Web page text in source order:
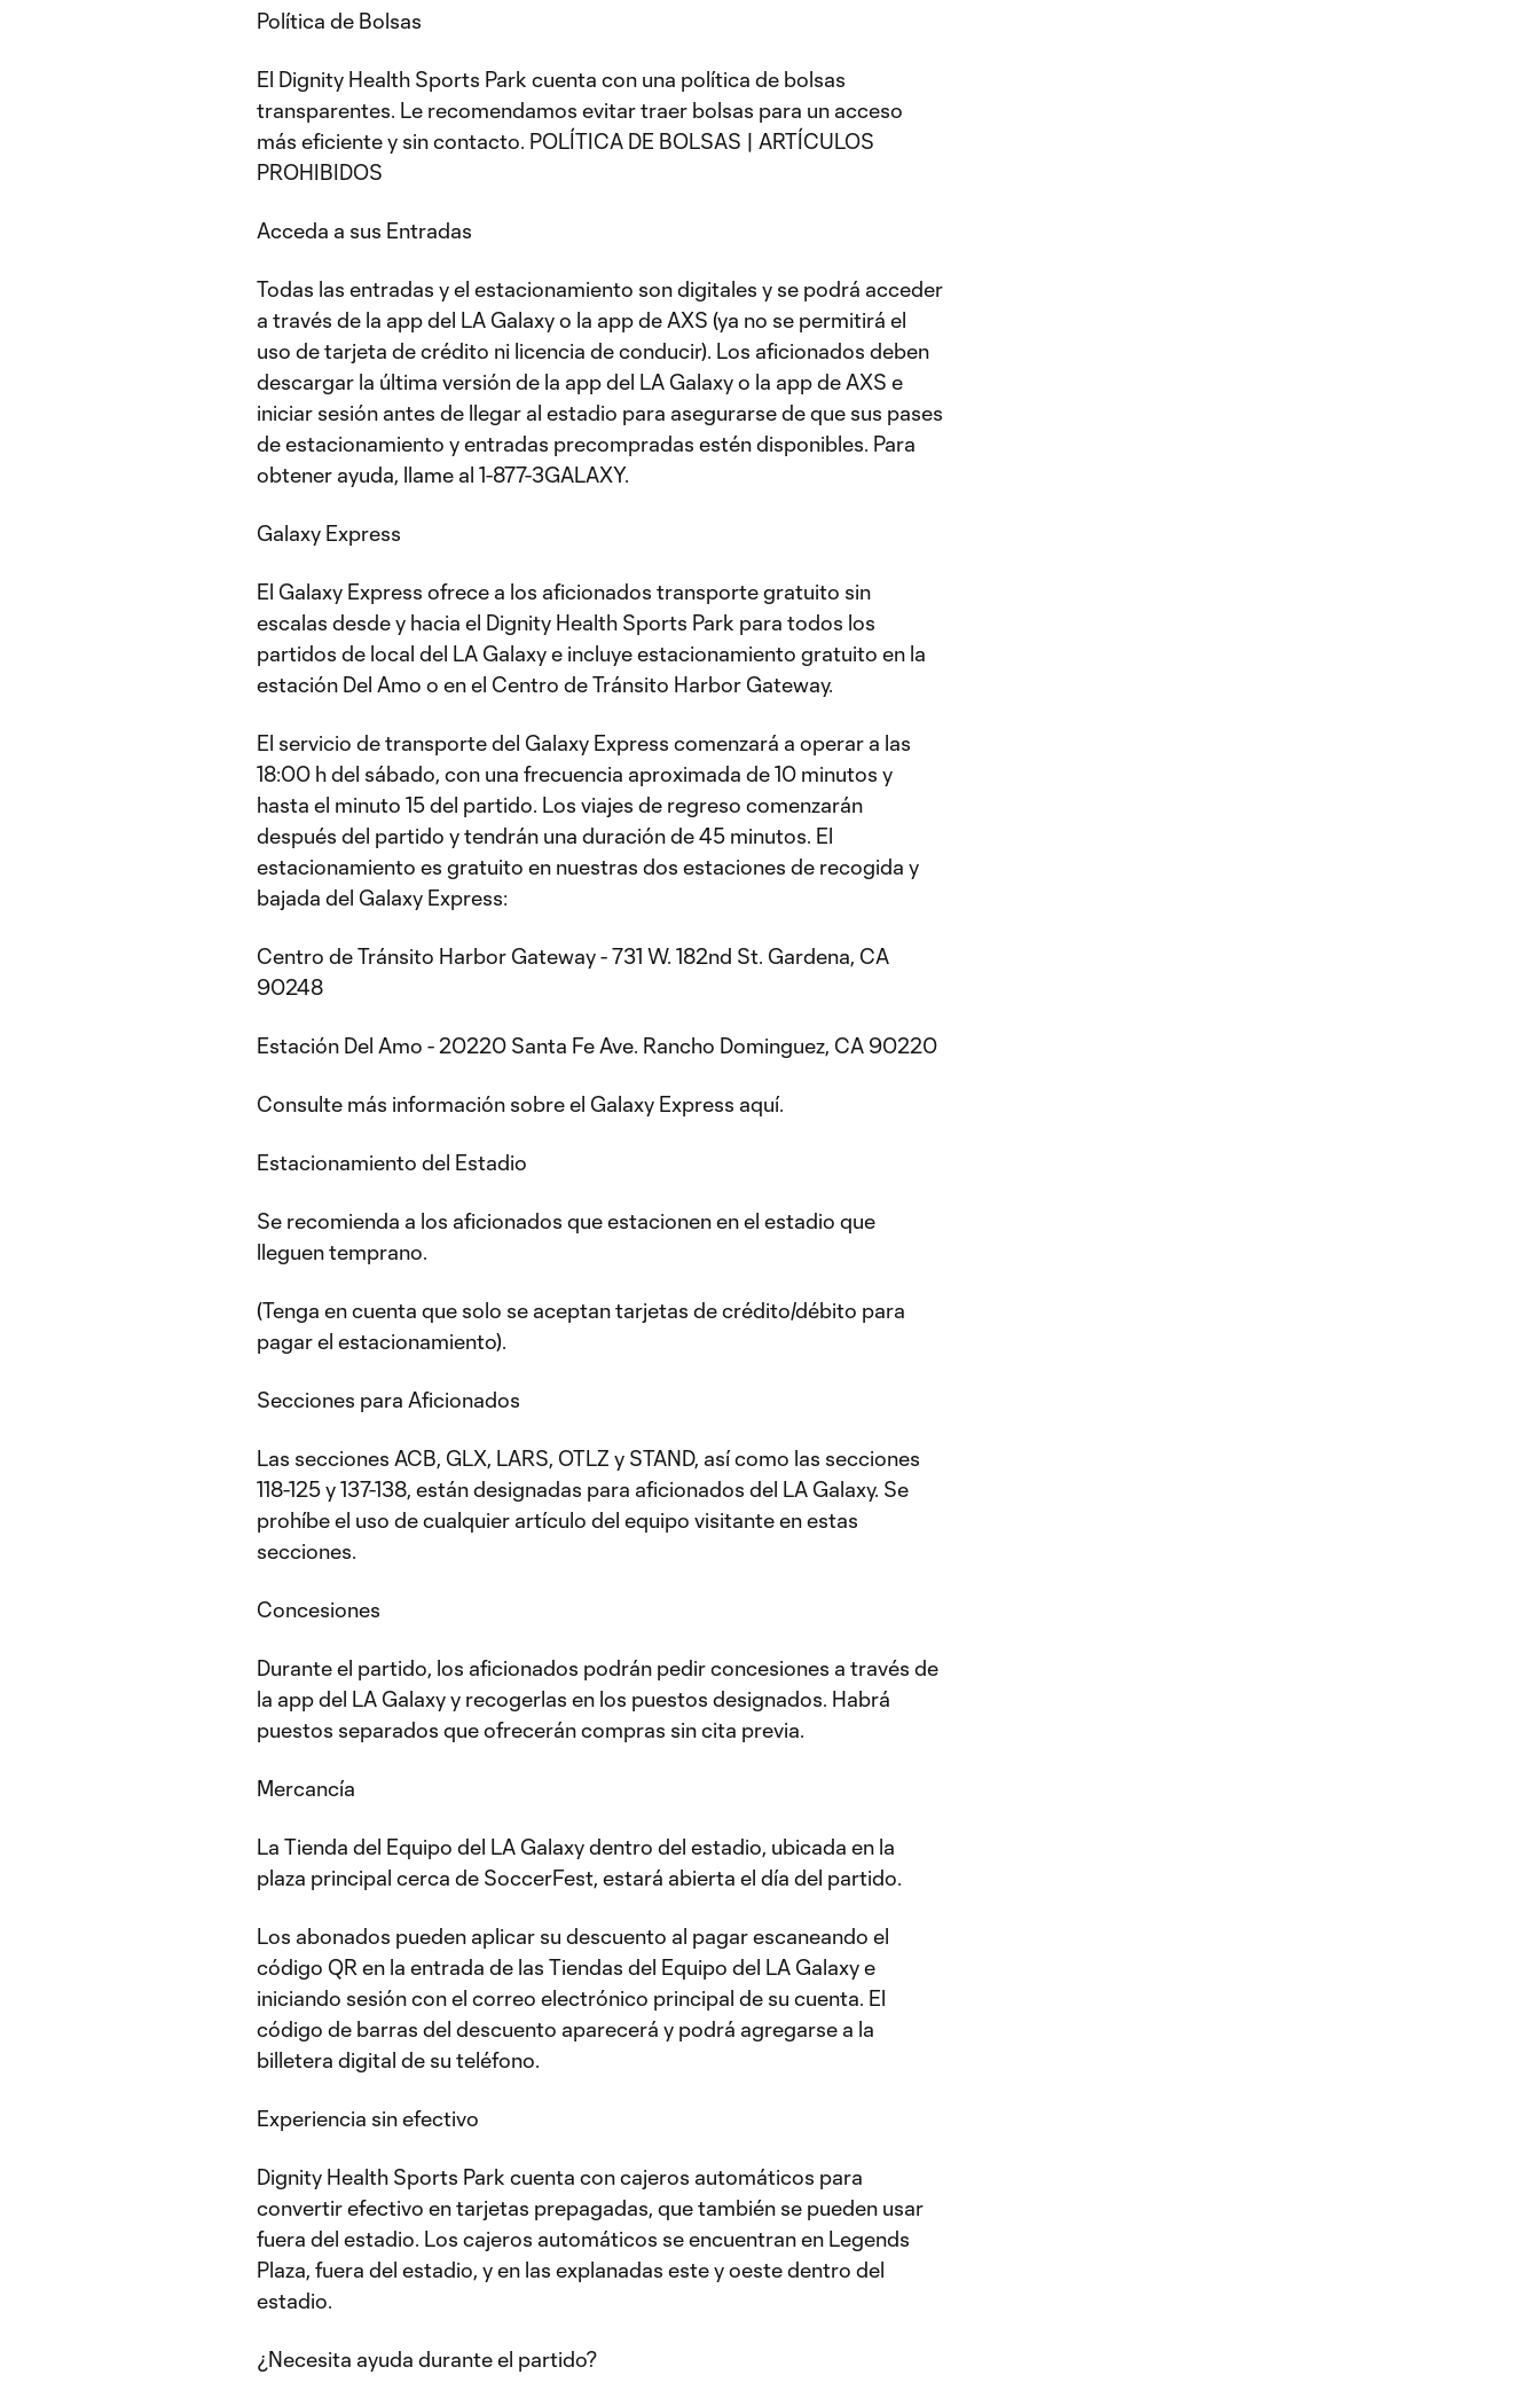
Política de Bolsas
El Dignity Health Sports Park cuenta con una política de bolsas
transparentes. Le recomendamos evitar traer bolsas para un acceso
más eficiente y sin contacto. POLÍTICA DE BOLSAS | ARTÍCULOS
PROHIBIDOS
Acceda a sus Entradas
Todas las entradas y el estacionamiento son digitales y se podrá acceder
a través de la app del LA Galaxy o la app de AXS (ya no se permitirá el
uso de tarjeta de crédito ni licencia de conducir). Los aficionados deben
descargar la última versión de la app del LA Galaxy o la app de AXS e
iniciar sesión antes de llegar al estadio para asegurarse de que sus pases
de estacionamiento y entradas precompradas estén disponibles. Para
obtener ayuda, llame al 1-877-3GALAXY.
Galaxy Express
El Galaxy Express ofrece a los aficionados transporte gratuito sin
escalas desde y hacia el Dignity Health Sports Park para todos los
partidos de local del LA Galaxy e incluye estacionamiento gratuito en la
estación Del Amo o en el Centro de Tránsito Harbor Gateway.
El servicio de transporte del Galaxy Express comenzará a operar a las
18:00 h del sábado, con una frecuencia aproximada de 10 minutos y
hasta el minuto 15 del partido. Los viajes de regreso comenzarán
después del partido y tendrán una duración de 45 minutos. El
estacionamiento es gratuito en nuestras dos estaciones de recogida y
bajada del Galaxy Express:
Centro de Tránsito Harbor Gateway - 731 W. 182nd St. Gardena, CA
90248
Estación Del Amo - 20220 Santa Fe Ave. Rancho Dominguez, CA 90220
Consulte más información sobre el Galaxy Express aquí.
Estacionamiento del Estadio
Se recomienda a los aficionados que estacionen en el estadio que
lleguen temprano.
(Tenga en cuenta que solo se aceptan tarjetas de crédito/débito para
pagar el estacionamiento).
Secciones para Aficionados
Las secciones ACB, GLX, LARS, OTLZ y STAND, así como las secciones
118-125 y 137-138, están designadas para aficionados del LA Galaxy. Se
prohíbe el uso de cualquier artículo del equipo visitante en estas
secciones.
Concesiones
Durante el partido, los aficionados podrán pedir concesiones a través de
la app del LA Galaxy y recogerlas en los puestos designados. Habrá
puestos separados que ofrecerán compras sin cita previa.
Mercancía
La Tienda del Equipo del LA Galaxy dentro del estadio, ubicada en la
plaza principal cerca de SoccerFest, estará abierta el día del partido.
Los abonados pueden aplicar su descuento al pagar escaneando el
código QR en la entrada de las Tiendas del Equipo del LA Galaxy e
iniciando sesión con el correo electrónico principal de su cuenta. El
código de barras del descuento aparecerá y podrá agregarse a la
billetera digital de su teléfono.
Experiencia sin efectivo
Dignity Health Sports Park cuenta con cajeros automáticos para
convertir efectivo en tarjetas prepagadas, que también se pueden usar
fuera del estadio. Los cajeros automáticos se encuentran en Legends
Plaza, fuera del estadio, y en las explanadas este y oeste dentro del
estadio.
¿Necesita ayuda durante el partido?